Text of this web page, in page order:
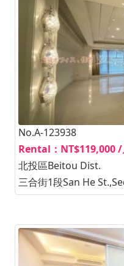
No.A-123938
Rental：NT$119,000 /
北投區Beitou Dist.
三合街1段San He